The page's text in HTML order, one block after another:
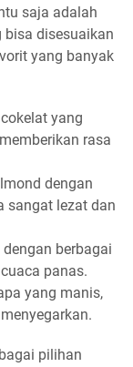
saja adalah
bisa disesuaikan
yang banyak
yang
rasa
dengan
sangat lezat dan
berbagai
panas.
yang manis,
pilihan